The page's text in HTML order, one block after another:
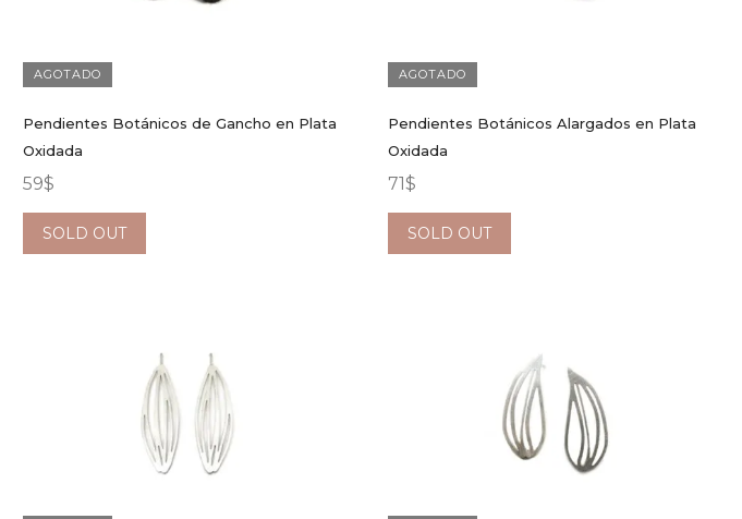
AGOTADO
Pendientes Botánicos de Gancho en Plata
Oxidada
59$
SOLD OUT
AGOTADO
Pendientes Botánicos Alargados en Plata
Oxidada
71$
SOLD OUT